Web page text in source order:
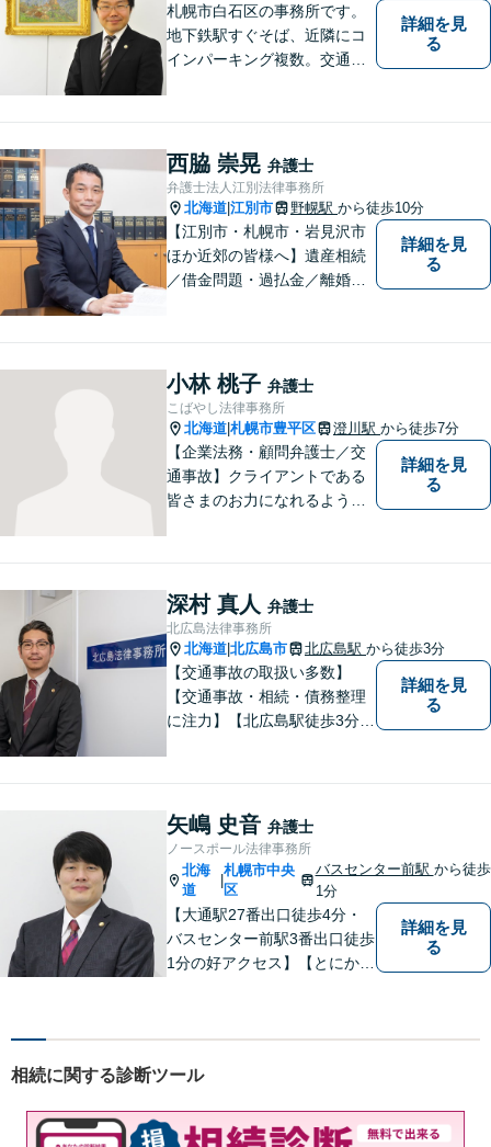
札幌市白石区の事務所です。
地下鉄駅すぐそば、近隣にコ
インパーキング複数。交通の
もアクセス良好。相続、交通
事故、離婚、債務整理など幅
広く対応する４０代の経験豊
富な弁護士です。
詳細を見
る
西脇 崇晃 弁護士
弁護士法人江別法律事務所
北海道 江別市 野幌駅 から徒歩10分
【江別市・札幌市・岩見沢市
ほか近郊の皆様へ】遺産相続
／借金問題・過払金／離婚／
気軽にお問い合わせ下さい。
詳細を見
る
小林 桃子 弁護士
こばやし法律事務所
北海道 札幌市豊平区 澄川駅 から徒歩7分
【企業法務・顧問弁護士／交
通事故】クライアントである
皆さまのお力になれるよう全
詳細を見
る
深村 真人 弁護士
北広島法律事務所
北海道 北広島市 北広島駅 から徒歩3分
【交通事故の取扱い多数】
【交通事故・相続・債務整理
に注力】【北広島駅徒歩3分】
続、交通事故、労働、企業法
務など、多岐に渡る分野に精
通しています。どうぞお気軽
にご連絡ください。
詳細を見
る
矢嶋 史音 弁護士
ノースポール法律事務所
北海
道
札幌市中央
区
バスセンター前駅 から徒歩
1分
【大通駅27番出口徒歩4分・
バスセンター前駅3番出口徒歩
1分の好アクセス】【とにかく
決することもよくあります】
者にとってベストな解決方法
を一緒に考えていきます。
詳細を見
る
相続に関する診断ツール